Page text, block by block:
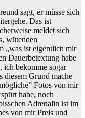
sagt, er müsse sich
Das ist
meldet sich
wütenden
„was ist eigentlich mir
Dauerbetextung habe
ich bekomme sogar
diesem Grund mache
Fotos von mir
habe, noch
Adrenalin ist im
von mir Preis und